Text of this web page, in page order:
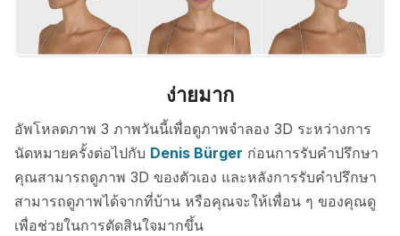
ง่ายมาก
อัพโหลดภาพ 3 ภาพวันนี้เพื่อดูภาพจำลอง 3D ระหว่างการ
นัดหมายครั้งต่อไปกับ Denis Bürger ก่อนการรับคำปรึกษา
คุณสามารถดูภาพ 3D ของตัวเอง และหลังการรับคำปรึกษา
สามารถดูภาพได้จากที่บ้าน หรือคุณจะให้เพื่อน ๆ ของคุณดู
เพื่อช่วยในการตัดสินใจมากขึ้น